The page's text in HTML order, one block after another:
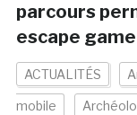
parcours
escape
ACTUALITÉS
mobile